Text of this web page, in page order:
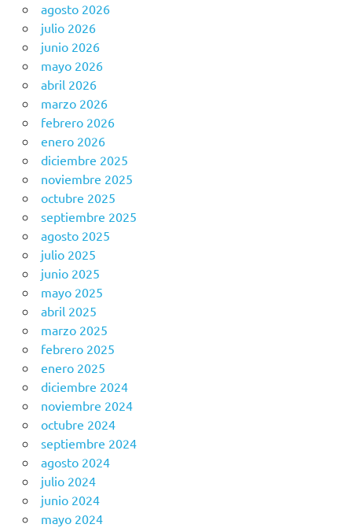
agosto 2026
julio 2026
junio 2026
mayo 2026
abril 2026
marzo 2026
febrero 2026
enero 2026
diciembre 2025
noviembre 2025
octubre 2025
septiembre 2025
agosto 2025
julio 2025
junio 2025
mayo 2025
abril 2025
marzo 2025
febrero 2025
enero 2025
diciembre 2024
noviembre 2024
octubre 2024
septiembre 2024
agosto 2024
julio 2024
junio 2024
mayo 2024